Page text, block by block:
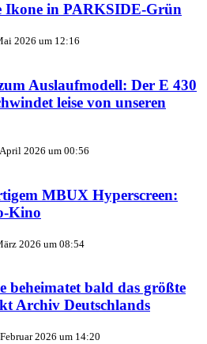
Ikone in PARKSIDE-Grün
2026 um 12:16
Auslaufmodell: Der E 430
leise von unseren
2026 um 00:56
MBUX Hyperscreen:
Kino
2026 um 08:54
beheimatet bald das größte
Archiv Deutschlands
2026 um 14:20